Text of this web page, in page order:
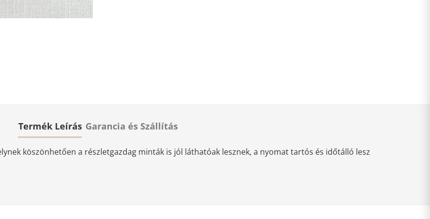
Termék Leírás Garancia és Szállítás
köszönhetően a részletgazdag minták is jól láthatóak lesznek, a nyomat tartós és időtálló lesz